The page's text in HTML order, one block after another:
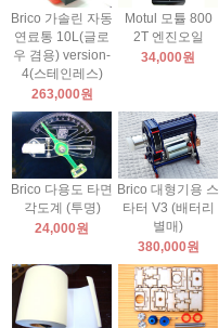
Brico 가솔린 자동
연료통 10L(글로
우 겸용) version-
4(스테인레스)
263,000원
Motul 모튤 800
2T 엔진오일
34,000원
Brico 다용도 타면
각도계 (투명)
24,000원
Brico 대형기용 스
타터 V3 (배터리
별매)
380,000원